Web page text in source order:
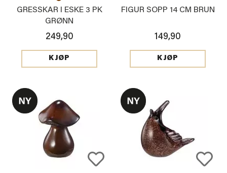
GRESSKAR I ESKE 3 PK
GRØNN
249,90
KJØP
FIGUR SOPP 14 CM BRUN
149,90
KJØP